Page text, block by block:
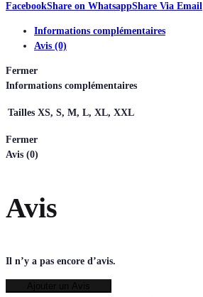
FacebookShare on WhatsappShare Via Email
Informations complémentaires
Avis (0)
Fermer
Informations complémentaires
Tailles XS, S, M, L, XL, XXL
Fermer
Avis (0)
Avis
Il n’y a pas encore d’avis.